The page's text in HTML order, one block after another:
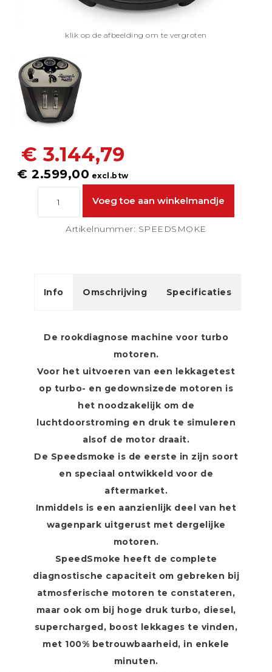
klik op de afbeelding om te vergroten
€ 3.144,79
€ 2.599,00 excl.btw
Artikelnummer: SPEEDSMOKE
Info Omschrijving Specificaties
De rookdiagnose machine voor turbo
motoren.
Voor het uitvoeren van een lekkagetest
op turbo- en gedownsizede motoren is
het noodzakelijk om de
luchtdoorstroming en druk te simuleren
alsof de motor draait.
De Speedsmoke is de eerste in zijn soort
en speciaal ontwikkeld voor de
aftermarket.
Inmiddels is een aanzienlijk deel van het
wagenpark uitgerust met dergelijke
motoren.
SpeedSmoke heeft de complete
diagnostische capaciteit om gebreken bij
atmosferische motoren te constateren,
maar ook om bij hoge druk turbo, diesel,
supercharged, boost lekkages te vinden,
met 100% betrouwbaarheid, in enkele
minuten.